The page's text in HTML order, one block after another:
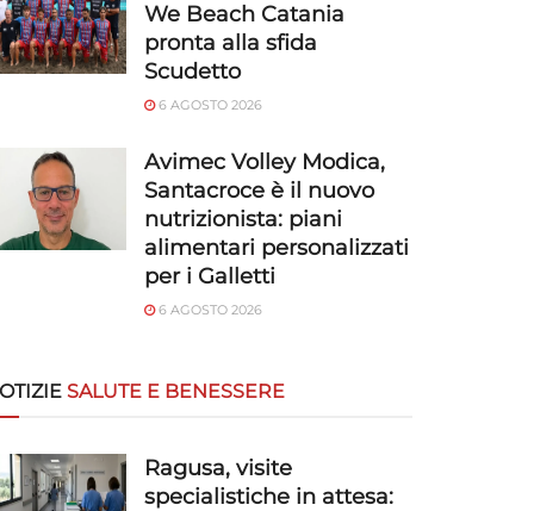
We Beach Catania
pronta alla sfida
Scudetto
6 AGOSTO 2026
Avimec Volley Modica,
Santacroce è il nuovo
nutrizionista: piani
alimentari personalizzati
per i Galletti
6 AGOSTO 2026
SALUTE E BENESSERE
Ragusa, visite
specialistiche in attesa: